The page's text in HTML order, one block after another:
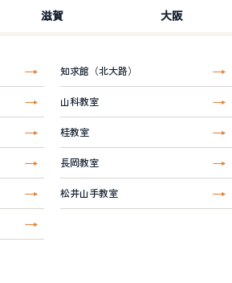
滋賀 大阪
知求館（北大路）
山科教室
桂教室
長岡教室
松井山手教室